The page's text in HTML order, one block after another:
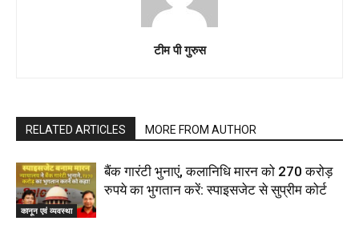
टीम पी गुरुस
RELATED ARTICLES MORE FROM AUTHOR
कानून एवं व्यवस्था
बैंक गारंटी भुनाएं, कलानिधि मारन को 270 करोड़
रुपये का भुगतान करें: स्पाइसजेट से सुप्रीम कोर्ट